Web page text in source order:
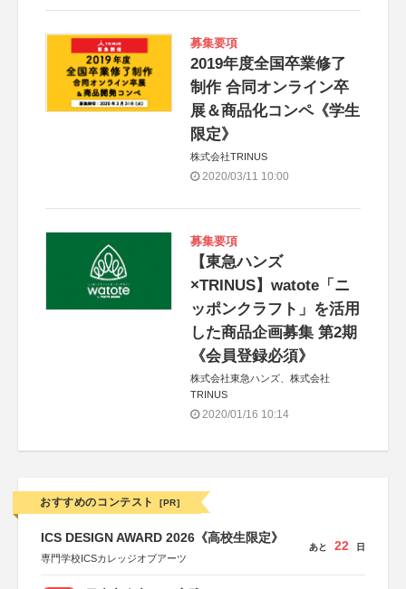
募集要項
2019年度全国卒業修了
制作 合同オンライン卒
展＆商品化コンペ《学生
限定》
株式会社TRINUS
2020/03/11 10:00
募集要項
【東急ハンズ
×TRINUS】watote「ニ
ッポンクラフト」を活用
した商品企画募集 第2期
《会員登録必須》
株式会社東急ハンズ、株式会社
TRINUS
2020/01/16 10:14
おすすめのコンテスト [PR]
ICS DESIGN AWARD 2026《高校生限定》
専門学校ICSカレッジオブアーツ
あと 22 日